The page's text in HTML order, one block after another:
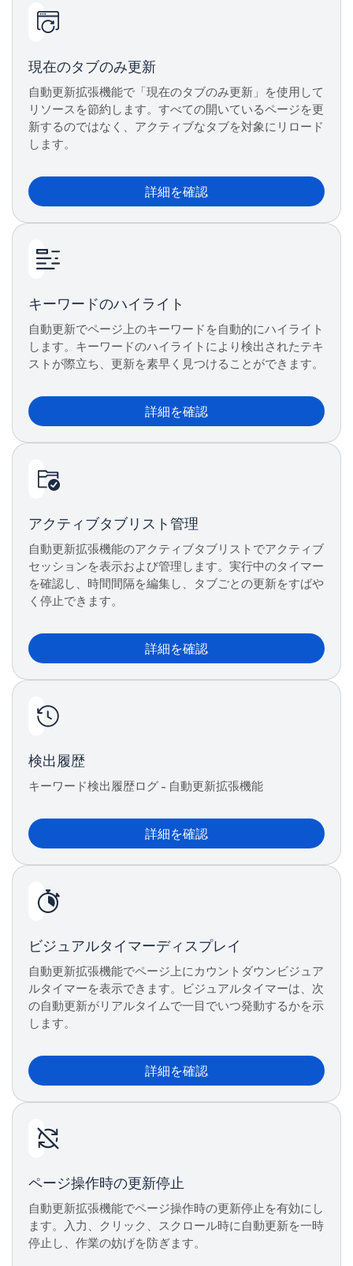
現在のタブのみ更新
自動更新拡張機能で「現在のタブのみ更新」を使用して
リソースを節約します。すべての開いているページを更
新するのではなく、アクティブなタブを対象にリロード
します。
詳細を確認
キーワードのハイライト
自動更新でページ上のキーワードを自動的にハイライト
します。キーワードのハイライトにより検出されたテキ
ストが際立ち、更新を素早く見つけることができます。
詳細を確認
アクティブタブリスト管理
自動更新拡張機能のアクティブタブリストでアクティブ
セッションを表示および管理します。実行中のタイマー
を確認し、時間間隔を編集し、タブごとの更新をすばや
く停止できます。
詳細を確認
検出履歴
キーワード検出履歴ログ - 自動更新拡張機能
詳細を確認
ビジュアルタイマーディスプレイ
自動更新拡張機能でページ上にカウントダウンビジュア
ルタイマーを表示できます。ビジュアルタイマーは、次
の自動更新がリアルタイムで一目でいつ発動するかを示
します。
詳細を確認
ページ操作時の更新停止
自動更新拡張機能でページ操作時の更新停止を有効にし
ます。入力、クリック、スクロール時に自動更新を一時
停止し、作業の妨げを防ぎます。